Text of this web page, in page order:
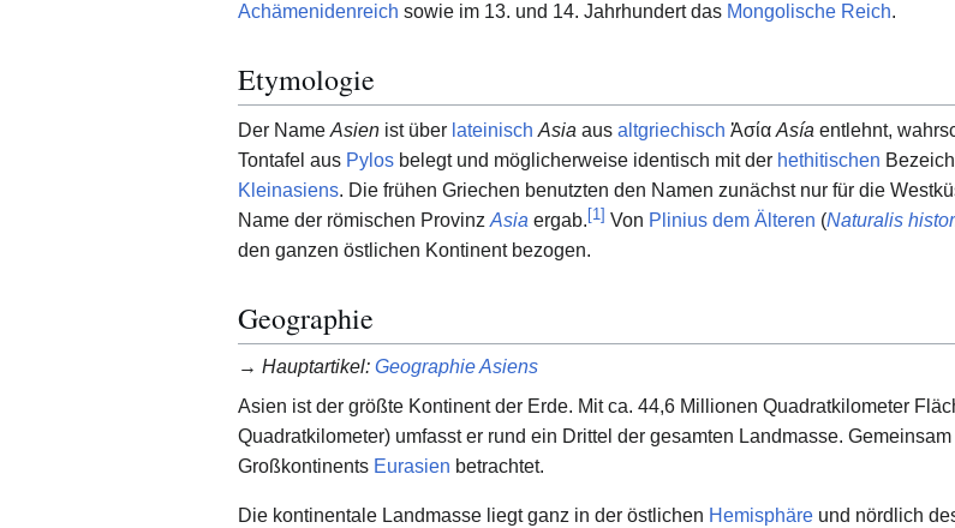
Achämenidenreich sowie im 13. und 14. Jahrhundert das Mongolische Reich.
Etymologie
Der Name Asien ist über lateinisch Asia aus altgriechisch Ἀσία Asía entlehnt,
Tontafel aus Pylos belegt und möglicherweise identisch mit der hethitischen
Kleinasiens. Die frühen Griechen benutzten den Namen zunächst nur für die
Name der römischen Provinz Asia ergab. [1 ] Von Plinius dem Älteren (Naturalis
den ganzen östlichen Kontinent bezogen.
Geographie
→ Hauptartikel: Geographie Asiens
Asien ist der größte Kontinent der Erde. Mit ca. 44,6 Millionen Quadratkilometer
Quadratkilometer) umfasst er rund ein Drittel der gesamten Landmasse.
Großkontinents Eurasien betrachtet.
Die kontinentale Landmasse liegt ganz in der östlichen Hemisphäre und nördlich